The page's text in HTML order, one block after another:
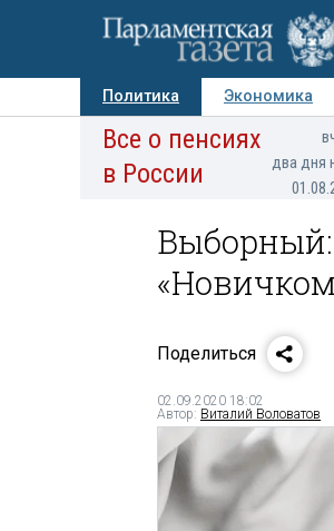
Политика Экономика
Авторы Персоны
Все о пенсиях
в России
два дня
Выборный:
Поделиться
02.09.2020 18:02
Автор: Виталий Воловатов